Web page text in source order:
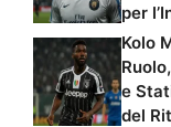
per
Kolo
e
del